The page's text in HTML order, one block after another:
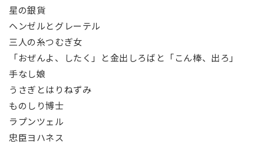
星の銀貨
ヘンゼルとグレーテル
三人の糸つむぎ女
「おぜんよ、したく」と金出しろばと「こん棒、出ろ」
手なし娘
うさぎとはりねずみ
ものしり博士
ラプンツェル
忠臣ヨハネス